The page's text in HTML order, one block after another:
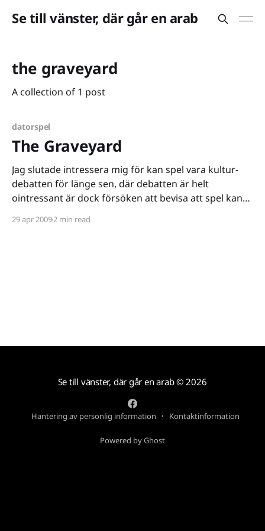
Se till vänster, där går en arab
the graveyard
A collection of 1 post
datorspel
The Graveyard
Jag slutade intressera mig för kan spel vara kultur-
debatten för länge sen, där debatten är helt
ointressant är dock försöken att bevisa att spel kan
inspirerade av Kandinsky, vi har sett spel benådade
29 apr 20092 min read
Se till vänster, där går en arab© 2026
Hantering av personlig information Kontaktinformation
Powered by Ghost